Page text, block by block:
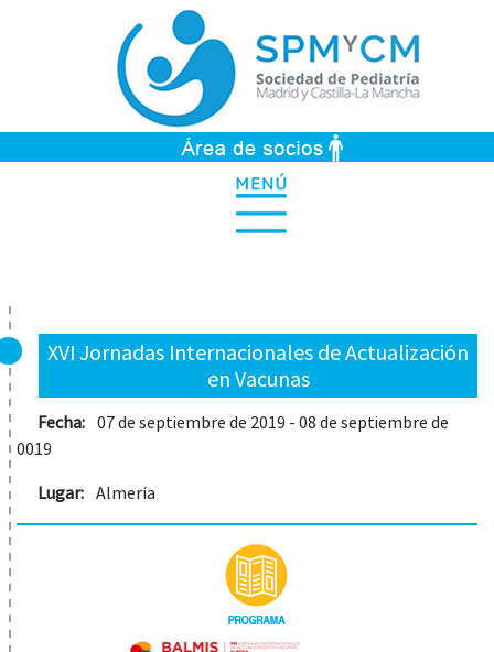
XVI Jornadas Internacionales de Actualización
en Vacunas
Fecha: 07 de septiembre de 2019 - 08 de septiembre de
0019
Lugar: Almería